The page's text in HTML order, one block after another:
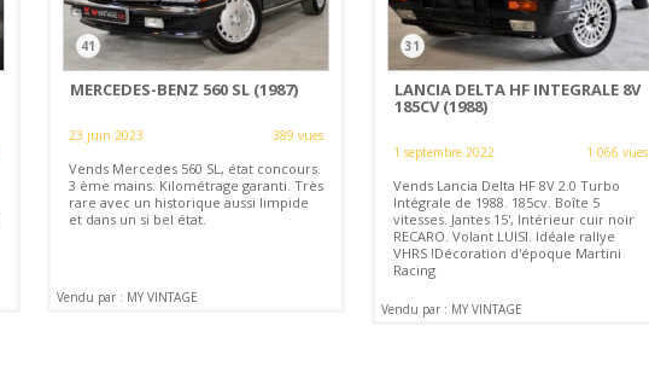
41
MERCEDES-BENZ 560 SL (1987)
23 juin 2023 389 vues
Vends Mercedes 560 SL, état concours.
3 ème mains. Kilométrage garanti. Très
rare avec un historique aussi limpide
et dans un si bel état.
Vendu par : MY VINTAGE
31
LANCIA DELTA HF INTEGRALE 8V
185CV (1988)
1 septembre 2022 1 066 vues
Vends Lancia Delta HF 8V 2.0 Turbo
Intégrale de 1988. 185cv. Boîte 5
vitesses. Jantes 15', Intérieur cuir noir
RECARO. Volant LUISI. Idéale rallye
VHRS !Décoration d'époque Martini
Racing
Vendu par : MY VINTAGE